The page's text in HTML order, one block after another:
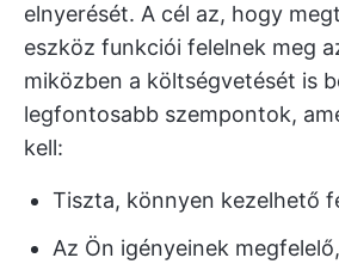
elnyerését. A cél az, hogy
eszköz funkciói felelnek meg
miközben a költségvetését is
legfontosabb szempontok,
kell:
Tiszta, könnyen kezelhető
Az Ön igényeinek megfelelő,